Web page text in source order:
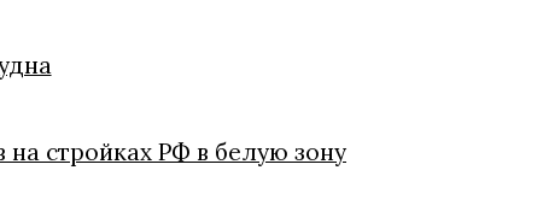
стройках РФ в белую зону